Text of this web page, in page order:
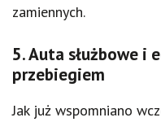
zamiennych.
5. Auta służbowe i
przebiegiem
Jak już wspomniano